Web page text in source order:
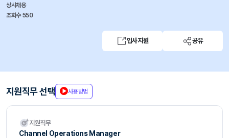
상시채용
조회수 550
입사지원 공유
지원직무 선택 사용방법
지원직무
Channel Operations Manager